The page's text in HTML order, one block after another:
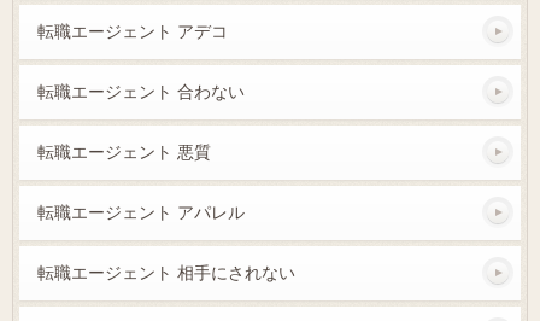
転職エージェント アデコ
転職エージェント 合わない
転職エージェント 悪質
転職エージェント アパレル
転職エージェント 相手にされない